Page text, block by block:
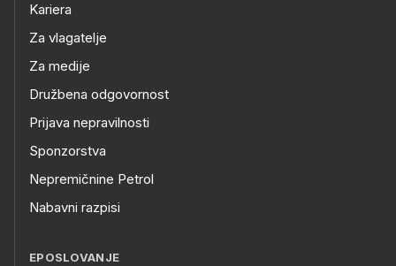
Kariera
Za vlagatelje
Za medije
Družbena odgovornost
Prijava nepravilnosti
Sponzorstva
Nepremičnine Petrol
Nabavni razpisi
EPOSLOVANJE